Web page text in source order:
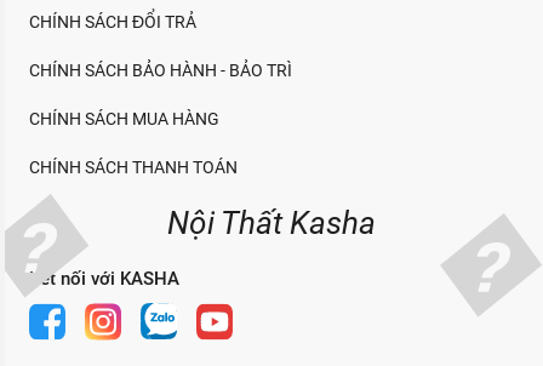
CHÍNH SÁCH ĐỔI TRẢ
CHÍNH SÁCH BẢO HÀNH - BẢO TRÌ
CHÍNH SÁCH MUA HÀNG
CHÍNH SÁCH THANH TOÁN
Nội Thất Kasha
Kết nối với KASHA